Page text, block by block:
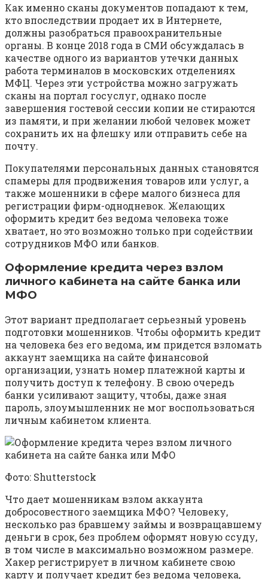
Как именно сканы документов попадают к тем,
кто впоследствии продает их в Интернете,
должны разобраться правоохранительные
органы. В конце 2018 года в СМИ обсуждалась в
качестве одного из вариантов утечки данных
работа терминалов в московских отделениях
МФЦ. Через эти устройства можно загружать
сканы на портал госуслуг, однако после
завершения гостевой сессии копии не стираются
из памяти, и при желании любой человек может
сохранить их на флешку или отправить себе на
почту.
Покупателями персональных данных становятся
спамеры для продвижения товаров или услуг, а
также мошенники в сфере малого бизнеса для
регистрации фирм-однодневок. Желающих
оформить кредит без ведома человека тоже
хватает, но это возможно только при содействии
сотрудников МФО или банков.
Оформление кредита через взлом
личного кабинета на сайте банка или
МФО
Этот вариант предполагает серьезный уровень
подготовки мошенников. Чтобы оформить кредит
на человека без его ведома, им придется взломать
аккаунт заемщика на сайте финансовой
организации, узнать номер платежной карты и
получить доступ к телефону. В свою очередь
банки усиливают защиту, чтобы, даже зная
пароль, злоумышленник не мог воспользоваться
личным кабинетом клиента.
Фото: Shutterstock
Что дает мошенникам взлом аккаунта
добросовестного заемщика МФО? Человеку,
несколько раз бравшему займы и возвращавшему
деньги в срок, без проблем оформят новую ссуду,
в том числе в максимально возможном размере.
Хакер регистрирует в личном кабинете свою
карту и получает кредит без ведома человека,